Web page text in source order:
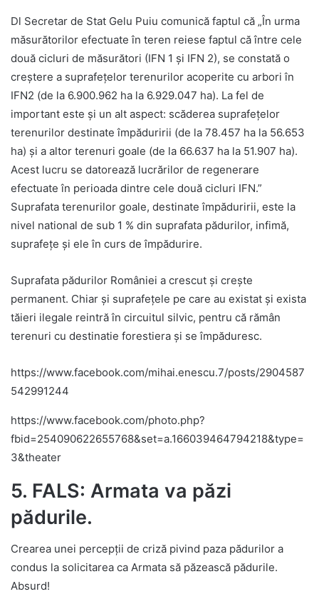
Dl Secretar de Stat Gelu Puiu comunică faptul că „În urma
măsurătorilor efectuate în teren reiese faptul că între cele
două cicluri de măsurători (IFN 1 și IFN 2), se constată o
creștere a suprafețelor terenurilor acoperite cu arbori în
IFN2 (de la 6.900.962 ha la 6.929.047 ha). La fel de
important este și un alt aspect: scăderea suprafețelor
terenurilor destinate împăduririi (de la 78.457 ha la 56.653
ha) și a altor terenuri goale (de la 66.637 ha la 51.907 ha).
Acest lucru se datorează lucrărilor de regenerare
efectuate în perioada dintre cele două cicluri IFN.”
Suprafata terenurilor goale, destinate împăduririi, este la
nivel national de sub 1 % din suprafata pădurilor, infimă,
suprafețe și ele în curs de împădurire.
Suprafata pădurilor României a crescut și crește
permanent. Chiar și suprafețele pe care au existat și exista
tăieri ilegale reintră în circuitul silvic, pentru că rămân
terenuri cu destinatie forestiera și se împăduresc.
https://www.facebook.com/mihai.enescu.7/posts/2904587
542991244
https://www.facebook.com/photo.php?
fbid=254090622655768&set=a.166039464794218&type=
3&theater
5. FALS: Armata va păzi
pădurile.
Crearea unei percepții de criză pivind paza pădurilor a
condus la solicitarea ca Armata să păzească pădurile.
Absurd!